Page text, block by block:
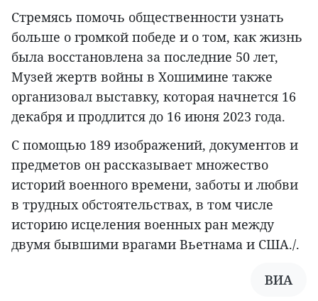
Стремясь помочь общественности узнать
больше о громкой победе и о том, как жизнь
была восстановлена за последние 50 лет,
Музей жертв войны в Хошимине также
организовал выставку, которая начнется 16
декабря и продлится до 16 июня 2023 года.
С помощью 189 изображений, документов и
предметов он рассказывает множество
историй военного времени, заботы и любви
в трудных обстоятельствах, в том числе
историю исцеления военных ран между
двумя бывшими врагами Вьетнама и США./.
ВИА